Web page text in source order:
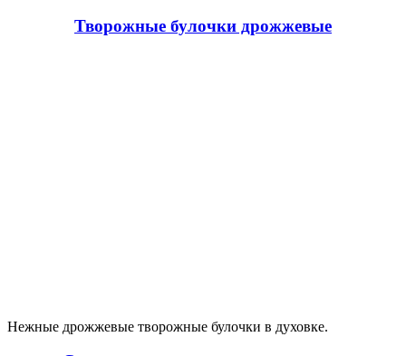
Творожные булочки дрожжевые
Нежные дрожжевые творожные булочки в духовке.